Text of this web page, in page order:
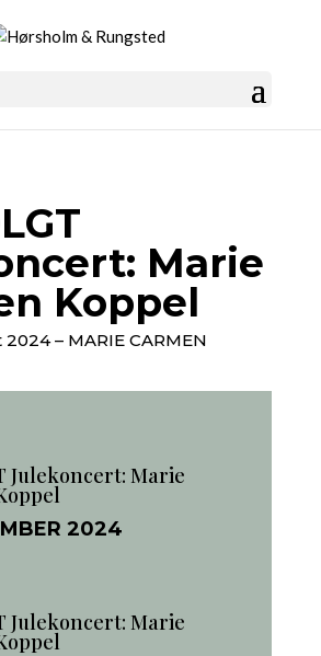
Marie
Koppel
Julekoncert: Marie
2024
Julekoncert: Marie